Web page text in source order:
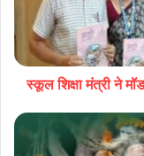
स्कूल शिक्षा मंत्री ने